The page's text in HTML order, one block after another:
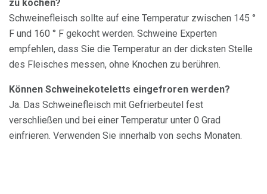
zu kochen?
Schweinefleisch sollte auf eine Temperatur zwischen 145 °
F und 160 ° F gekocht werden. Schweine Experten
empfehlen, dass Sie die Temperatur an der dicksten Stelle
des Fleisches messen, ohne Knochen zu berühren.
Können Schweinekoteletts eingefroren werden?
Ja. Das Schweinefleisch mit Gefrierbeutel fest
verschließen und bei einer Temperatur unter 0 Grad
einfrieren. Verwenden Sie innerhalb von sechs Monaten.